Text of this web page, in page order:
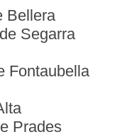
Bellera
Segarra
Fontaubella
Prades